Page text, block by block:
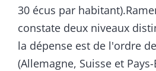
30 écus par
constate deux niveaux
la dépense est de l'ordre
(Allemagne, Suisse et